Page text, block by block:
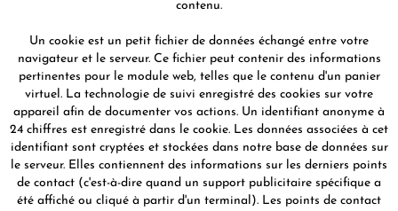
contenu.
Un cookie est un petit fichier de données échangé entre votre
navigateur et le serveur. Ce fichier peut contenir des informations
pertinentes pour le module web, telles que le contenu d'un panier
virtuel. La technologie de suivi enregistré des cookies sur votre
appareil afin de documenter vos actions. Un identifiant anonyme à
24 chiffres est enregistré dans le cookie. Les données associées à cet
identifiant sont cryptées et stockées dans notre base de données sur
le serveur. Elles contiennent des informations sur les derniers points
de contact (c'est-à-dire quand un support publicitaire spécifique a
été affiché ou cliqué à partir d'un terminal). Les points de contact